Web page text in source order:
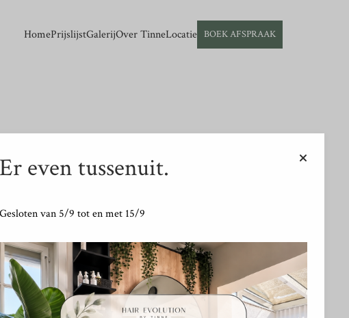
HomePrijslijstGalerijOver TinneLocatie BOEK AFSPRAAK
Not found
MOGELIJK GEMAAKT DOOR SALONROUND
Er even tussenuit.
Gesloten van 5/9 tot en met 15/9